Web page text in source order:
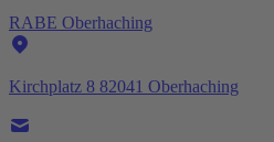
RABE Oberhaching
Kirchplatz 8 82041 Oberhaching